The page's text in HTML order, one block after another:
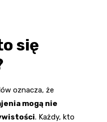
się
oznacza, że
mogą nie
. Każdy, kto